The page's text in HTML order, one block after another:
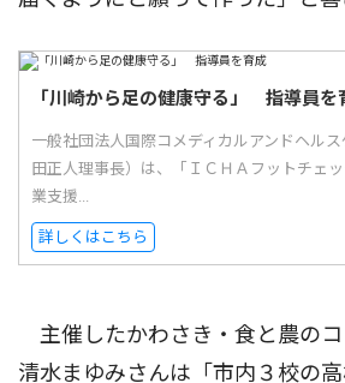
「川崎から足の健康守る」 指導員を
一般社団法人国際コメディカルアンドヘル
田正人理事長）は、「ＩＣＨＡフットチェ
業支援...
詳しくはこちら
主催したかわさき・食と農の
清水まゆみさんは「市内３校の